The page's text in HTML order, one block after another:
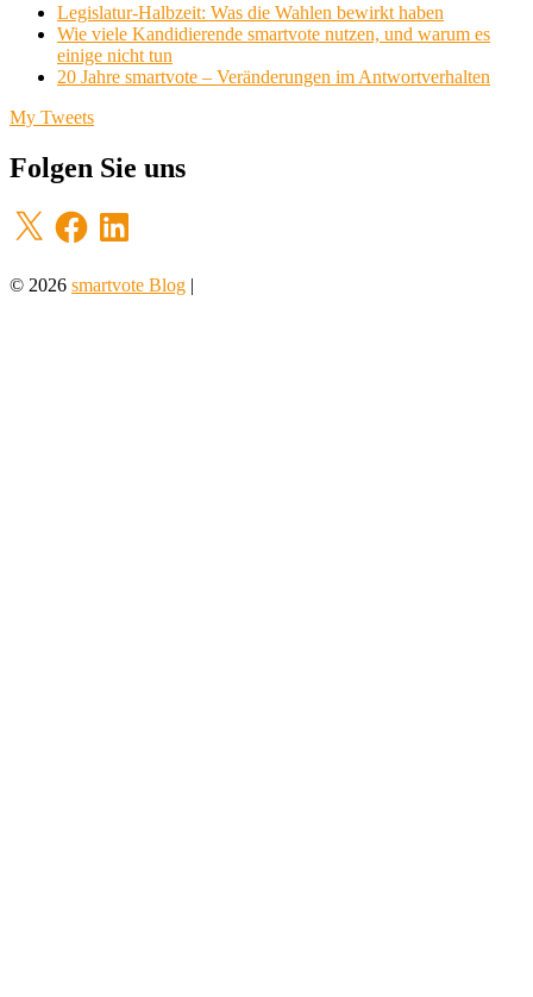
Legislatur-Halbzeit: Was die Wahlen bewirkt haben
Wie viele Kandidierende smartvote nutzen, und warum es
einige nicht tun
20 Jahre smartvote – Veränderungen im Antwortverhalten
My Tweets
Folgen Sie uns
X FacebookLinkedIn
© 2026 smartvote Blog |